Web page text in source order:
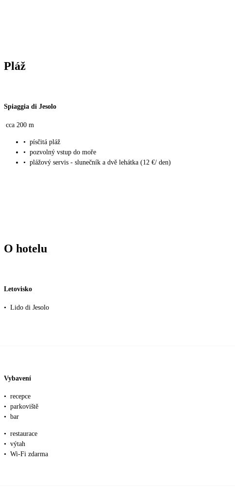
Pláž
Spiaggia di Jesolo
cca 200 m
• písčitá pláž
• pozvolný vstup do moře
• plážový servis - slunečník a dvě lehátka (12 €/ den)
O hotelu
Letovisko
• Lido di Jesolo
Vybavení
• recepce
• parkoviště
• bar
• restaurace
• výtah
• Wi-Fi zdarma